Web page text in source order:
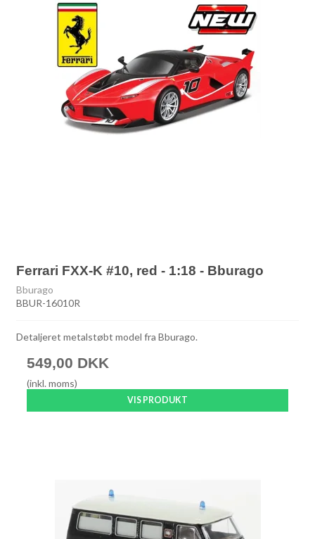
Ferrari FXX-K #10, red - 1:18 - Bburago
Bburago
BBUR-16010R
Detaljeret metalstøbt model fra Bburago.
549,00 DKK
(inkl. moms)
VIS PRODUKT